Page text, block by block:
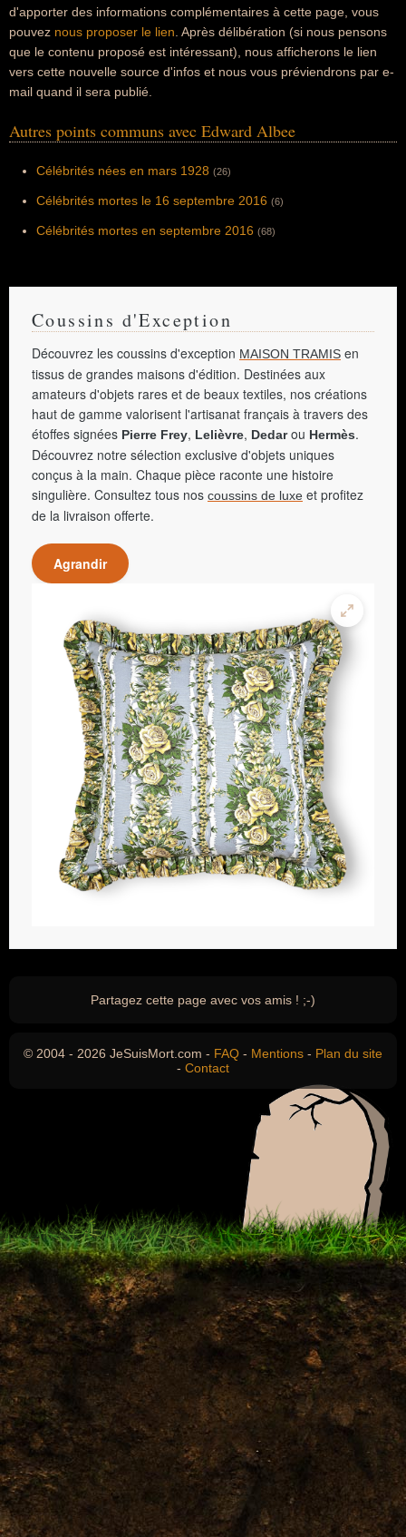
d'apporter des informations complémentaires à cette page, vous
pouvez nous proposer le lien . Après délibération (si nous pensons
que le contenu proposé est intéressant), nous afficherons le lien
vers cette nouvelle source d'infos et nous vous préviendrons par e-
mail quand il sera publié.
Autres points communs avec Edward Albee
Célébrités nées en mars 1928 (26)
Célébrités mortes le 16 septembre 2016 (6)
Célébrités mortes en septembre 2016 (68)
Coussins d'Exception
Découvrez les coussins d'exception MAISON TRAMIS en
tissus de grandes maisons d'édition. Destinées aux
amateurs d'objets rares et de beaux textiles, nos créations
haut de gamme valorisent l'artisanat français à travers des
étoffes signées Pierre Frey, Lelièvre, Dedarou Hermès.
Découvrez notre sélection exclusive d'objets uniques
conçus à la main. Chaque pièce raconte une histoire
singulière. Consultez tous nos coussins de luxe et profitez
de la livraison offerte.
Agrandir
Partagez cette page avec vos amis ! ;-)
© 2004 - 2026 JeSuisMort.com - FAQ - Mentions - Plan du site
- Contact